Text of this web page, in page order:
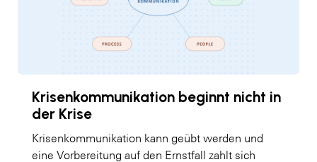
Krisenkommunikation beginnt nicht in
der Krise
Krisenkommunikation kann geübt werden und
eine Vorbereitung auf den Ernstfall zahlt sich